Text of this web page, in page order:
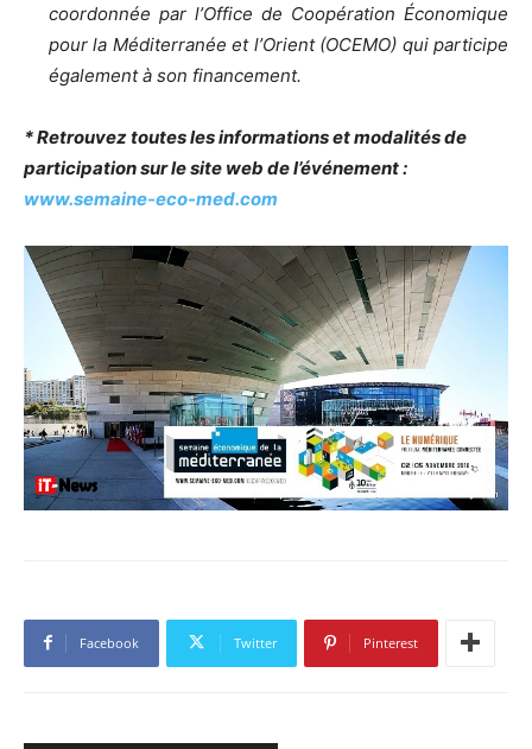
coordonnée par l’Office de Coopération Économique
pour la Méditerranée et l’Orient (OCEMO) qui participe
également à son financement.
* Retrouvez toutes les informations et modalités de
participation sur le site web de l’événement :
www.semaine-eco-med.com
Facebook Twitter Pinterest